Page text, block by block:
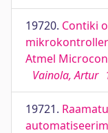
19720. Contiki
Atmel
Vainola, Artur
19721.